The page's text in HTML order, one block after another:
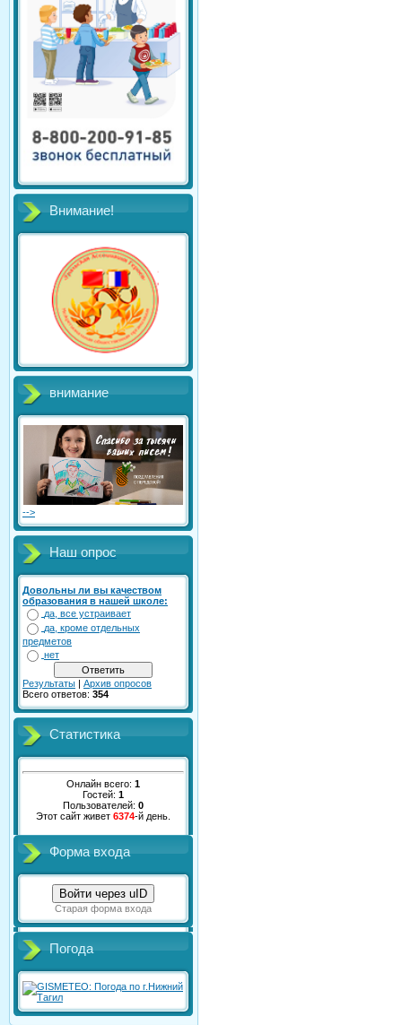
Внимание!
внимание
-->
Наш опрос
Довольны ли вы качеством
образования в нашей школе:
да, все устраивает
да, кроме отдельных
предметов
нет
Результаты | Архив опросов
Всего ответов: 354
Статистика
Онлайн всего: 1
Гостей: 1
Пользователей: 0
Этот сайт живет 6374-й день.
Форма входа
Войти через uID
Старая форма входа
Погода